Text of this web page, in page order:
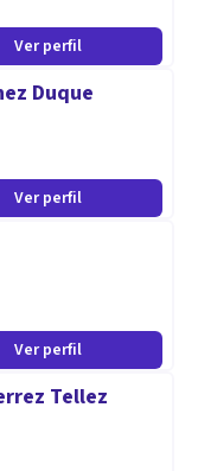
Ver perfil
Duque
Ver perfil
Ver perfil
Tellez